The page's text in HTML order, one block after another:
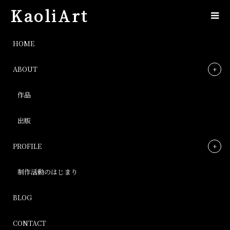
KaoliArt
HOME
ABOUT
作品
出版
PROFILE
制作活動のはじまり
BLOG
CONTACT
IMG_6178
Post